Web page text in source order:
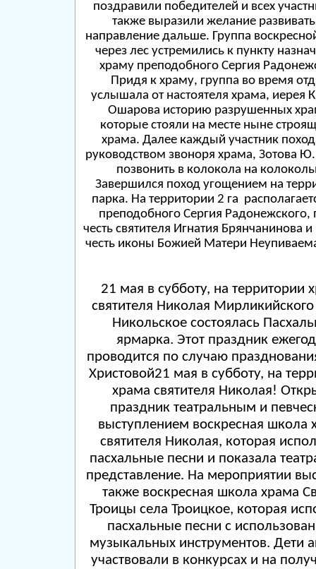
поздравили победителей и всех
также выразили желание развивать
направление дальше. Группа
через лес устремились к пункту
храму преподобного Сергия
Придя к храму, группа во время
услышала от настоятеля храма, иерея
Ошарова историю разрушенных
которые стояли на месте ныне
храма. Далее каждый участник
руководством звоноря храма, Зотова
позвонить в колокола на
Завершился поход угощением на
парка. На территории 2 га
преподобного Сергия Радонежского,
честь святителя Игнатия Брянчанинова
честь иконы Божией Матери
21 мая в субботу, на территории
святителя Николая Мирликийского
Никольское состоялась
ярмарка. Этот праздник
проводится по случаю
Христовой21 мая в субботу, на
храма святителя Николая!
праздник театральным и
выступлением воскресная школа
святителя Николая, которая
пасхальные песни и показала
представление. На мероприятии
также воскресная школа храма
Троицы села Троицкое, которая
пасхальные песни с
музыкальных инструментов. Дети
участвовали в конкурсах и на